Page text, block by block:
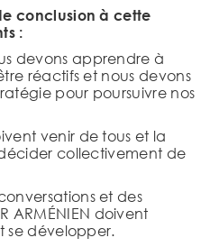
conclusion à cette
:
devons apprendre à
réactifs et nous devons
pour poursuivre nos
venir de tous et la
collectivement de
et des
ARMÉNIEN doivent
se développer.